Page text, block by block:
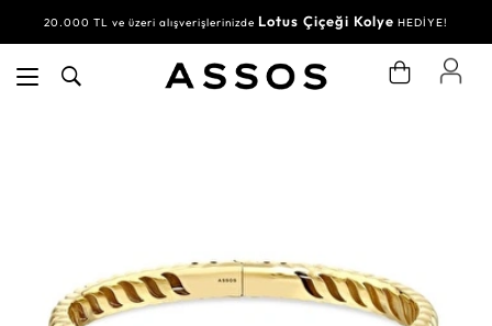
20.000 TL ve üzeri alışverişlerinizde Lotus Çiçeği Kolye HEDİYE!